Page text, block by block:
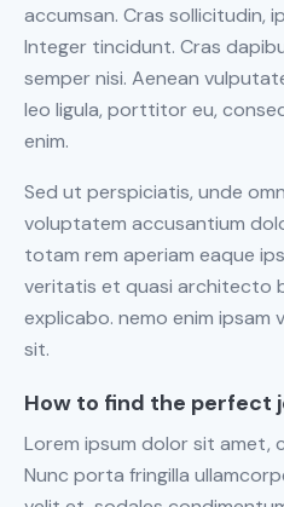
accumsan. Cras sollicitudin,
Integer tincidunt. Cras
semper nisi. Aenean
leo ligula, porttitor eu,
enim.
Sed ut perspiciatis, unde
voluptatem accusantium
totam rem aperiam eaque
veritatis et quasi architecto
explicabo. nemo enim
sit.
How to find the perfect
Lorem ipsum dolor sit amet,
Nunc porta fringilla